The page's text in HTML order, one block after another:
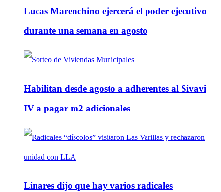
Lucas Marenchino ejercerá el poder ejecutivo
durante una semana en agosto
Habilitan desde agosto a adherentes al Sivavi
IV a pagar m2 adicionales
Linares dijo que hay varios radicales